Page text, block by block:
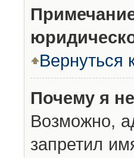
Вернуться
Почему я
Возможно,
запретил